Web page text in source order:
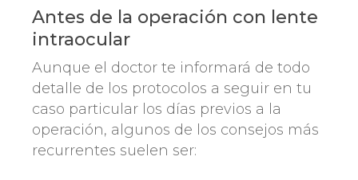
Antes de la operación con lente
intraocular
Aunque el doctor te informará de todo
detalle de los protocolos a seguir en tu
caso particular los días previos a la
operación, algunos de los consejos más
recurrentes suelen ser: